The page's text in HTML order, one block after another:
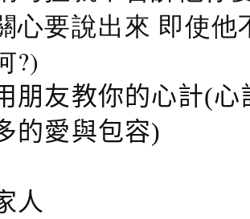
心要說出來 即使
?)
朋友教你的心計(
的愛與包容)
人